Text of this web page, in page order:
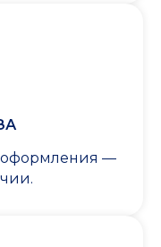
оформления —